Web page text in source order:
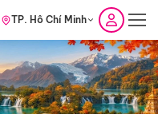
TP. Hồ Chí Minh